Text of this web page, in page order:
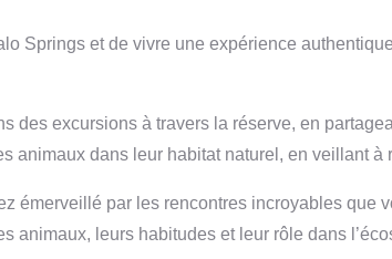
Springs et de vivre une expérience
des excursions à travers la réserve, en
dans leur habitat naturel, en veillant
émerveillé par les rencontres incroyables que
animaux, leurs habitudes et leur rôle dans